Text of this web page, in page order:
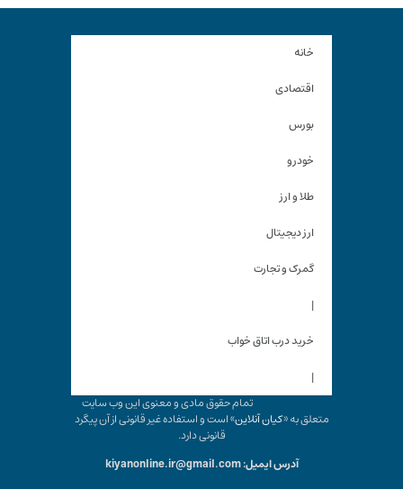
اقتصادی
طلا و ارز
ارز دیجیتال
گمرک و تجارت
خرید درب اتاق خواب
تمام حقوق مادی و معنوی این وب سایت
متعلق به «کیان آنلاین» است و استفاده غیر قانونی از آن پیگرد
قانونی دارد.
آدرس ایمیل: kiyanonline.ir@gmail.com